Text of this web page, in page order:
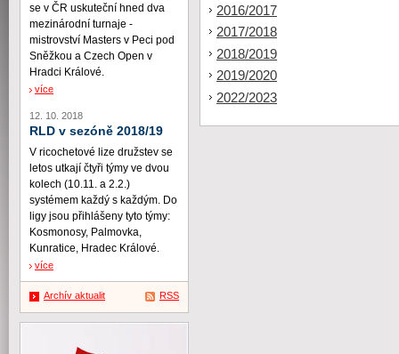
2016/2017
2017/2018
2018/2019
2019/2020
2022/2023
se v ČR uskuteční hned dva
mezinárodní turnaje -
mistrovství Masters v Peci pod
Sněžkou a Czech Open v
Hradci Králové.
více
12. 10. 2018
RLD v sezóně 2018/19
V ricochetové lize družstev se
letos utkají čtyři týmy ve dvou
kolech (10.11. a 2.2.)
systémem každý s každým. Do
ligy jsou přihlášeny tyto týmy:
Kosmonosy, Palmovka,
Kunratice, Hradec Králové.
více
Archív aktualit RSS